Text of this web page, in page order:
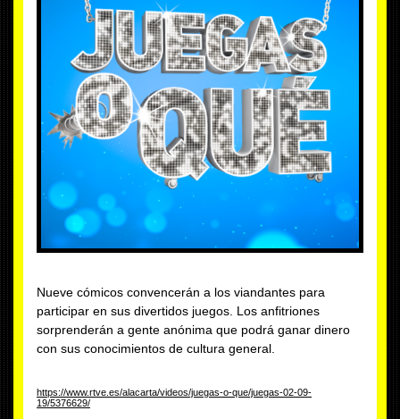
Nueve cómicos convencerán a los viandantes para
participar en sus divertidos juegos. Los anfitriones
sorprenderán a gente anónima que podrá ganar dinero
con sus conocimientos de cultura general.
https://www.rtve.es/alacarta/videos/juegas-o-que/juegas-02-09-
19/5376629/